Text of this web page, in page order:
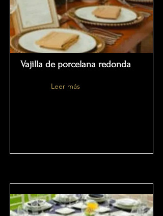
Vajilla de porcelana redonda
Leer más